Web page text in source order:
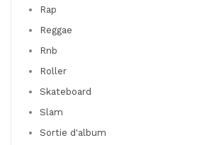
Rap
Reggae
Rnb
Roller
Skateboard
Slam
Sortie d'album